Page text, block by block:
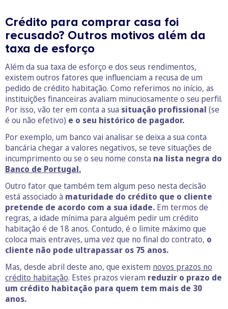
Crédito para comprar casa foi
recusado? Outros motivos além da
taxa de esforço
Além da sua taxa de esforço e dos seus rendimentos,
existem outros fatores que influenciam a recusa de um
pedido de crédito habitação. Como referimos no início, as
instituições financeiras avaliam minuciosamente o seu perfil.
Por isso, vão ter em conta a sua situação profissional (se
é ou não efetivo) e o seu histórico de pagador.
Por exemplo, um banco vai analisar se deixa a sua conta
bancária chegar a valores negativos, se teve situações de
incumprimento ou se o seu nome consta na lista negra do
Banco de Portugal.
Outro fator que também tem algum peso nesta decisão
está associado à maturidade do crédito que o cliente
pretende de acordo com a sua idade. Em termos de
regras, a idade mínima para alguém pedir um crédito
habitação é de 18 anos. Contudo, é o limite máximo que
coloca mais entraves, uma vez que no final do contrato, o
cliente não pode ultrapassar os 75 anos.
Mas, desde abril deste ano, que existem novos prazos no
crédito habitação. Estes prazos vieram reduzir o prazo de
um crédito habitação para quem tem mais de 30
anos.